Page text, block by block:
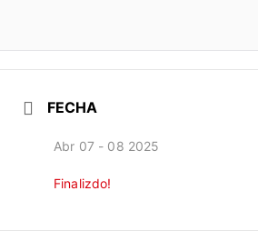
FECHA
Abr 07 - 08 2025
Finalizdo!